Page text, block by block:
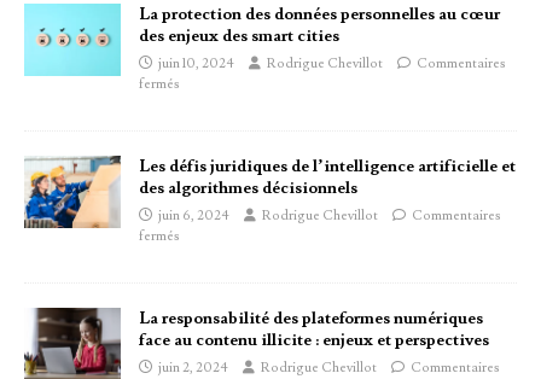
La protection des données personnelles au cœur
des enjeux des smart cities
juin 10, 2024 Rodrigue Chevillot
Commentaires
fermés
Les défis juridiques de l’intelligence artificielle et
des algorithmes décisionnels
juin 6, 2024 Rodrigue Chevillot
Commentaires
fermés
La responsabilité des plateformes numériques
face au contenu illicite : enjeux et perspectives
juin 2, 2024 Rodrigue Chevillot
Commentaires